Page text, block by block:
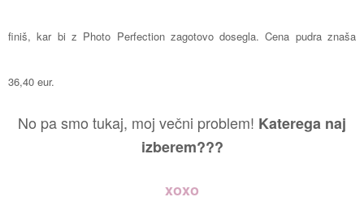
finiš, kar bi z Photo Perfection zagotovo dosegla. Cena pudra znaša
36,40 eur.
No pa smo tukaj, moj večni problem! Katerega naj
izberem???
xoxo